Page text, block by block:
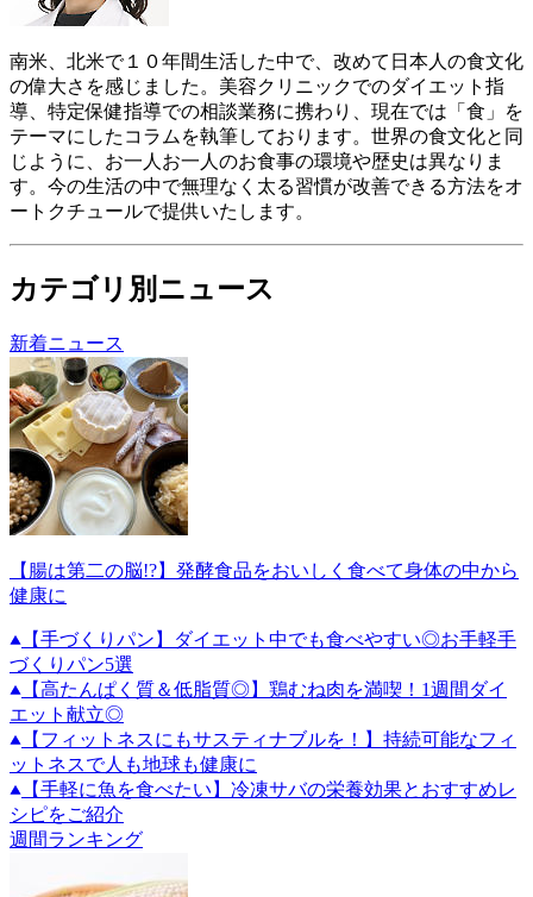
南米、北米で１０年間生活した中で、改めて日本人の食文化
の偉大さを感じました。美容クリニックでのダイエット指
導、特定保健指導での相談業務に携わり、現在では「食」を
テーマにしたコラムを執筆しております。世界の食文化と同
じように、お一人お一人のお食事の環境や歴史は異なりま
す。今の生活の中で無理なく太る習慣が改善できる方法をオ
ートクチュールで提供いたします。
カテゴリ別ニュース
新着ニュース
【腸は第二の脳!?】発酵食品をおいしく食べて身体の中から
健康に
【手づくりパン】ダイエット中でも食べやすい◎お手軽手
づくりパン5選
【高たんぱく質＆低脂質◎】鶏むね肉を満喫！1週間ダイ
エット献立◎
【フィットネスにもサスティナブルを！】持続可能なフィ
ットネスで人も地球も健康に
【手軽に魚を食べたい】冷凍サバの栄養効果とおすすめレ
シピをご紹介
週間ランキング